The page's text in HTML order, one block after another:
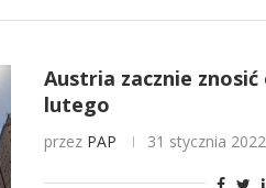
Austria zacznie
lutego
przez PAP 31 stycznia 2022